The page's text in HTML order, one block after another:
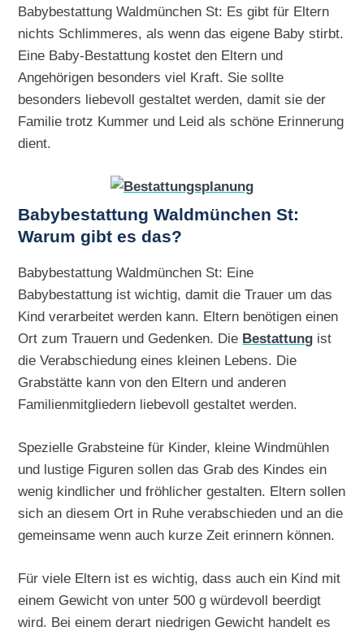
Babybestattung Waldmünchen St: Es gibt für Eltern
nichts Schlimmeres, als wenn das eigene Baby stirbt.
Eine Baby-Bestattung kostet den Eltern und
Angehörigen besonders viel Kraft. Sie sollte
besonders liebevoll gestaltet werden, damit sie der
Familie trotz Kummer und Leid als schöne Erinnerung
dient.
Babybestattung Waldmünchen St:
Warum gibt es das?
Babybestattung Waldmünchen St: Eine
Babybestattung ist wichtig, damit die Trauer um das
Kind verarbeitet werden kann. Eltern benötigen einen
Ort zum Trauern und Gedenken. Die Bestattung ist
die Verabschiedung eines kleinen Lebens. Die
Grabstätte kann von den Eltern und anderen
Familienmitgliedern liebevoll gestaltet werden.
Spezielle Grabsteine für Kinder, kleine Windmühlen
und lustige Figuren sollen das Grab des Kindes ein
wenig kindlicher und fröhlicher gestalten. Eltern sollen
sich an diesem Ort in Ruhe verabschieden und an die
gemeinsame wenn auch kurze Zeit erinnern können.
Für viele Eltern ist es wichtig, dass auch ein Kind mit
einem Gewicht von unter 500 g würdevoll beerdigt
wird. Bei einem derart niedrigen Gewicht handelt es